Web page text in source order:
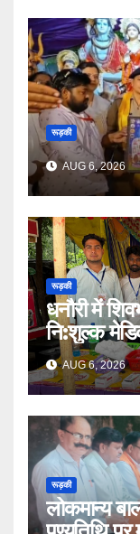
रूड़की
AUG 6, 2026
रूड़की
धनौरी में
नि:शुल्क
AUG 6, 2026
रूड़की
लोकमान्य